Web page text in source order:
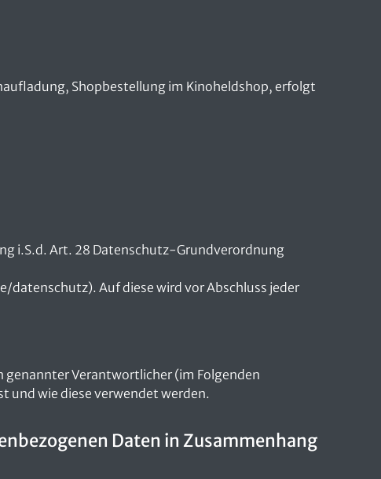
Shopbestellung im Kinoheldshop, erfolgt
i.S.d. Art. 28 Datenschutz-Grundverordnung
Auf diese wird vor Abschluss jeder
genannter Verantwortlicher (im Folgenden
und wie diese verwendet werden.
Daten in Zusammenhang